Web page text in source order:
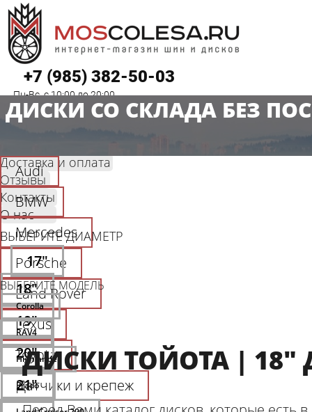
+7 (985) 382-50-03
Пн-Вс. с 10:00 до 20:00
Доставка и оплата
Отзывы
Контакты
О нас
ДИСКИ СО СКЛАДА БЕЗ
Audi
BMW
Mercedes
Porsche
Land Rover
Lexus
Toyota
Датчики и крепеж
ВЫБЕРИТЕ ДИАМЕТР
17"
18"
19"
20"
21"
ВЫБЕРИТЕ МОДЕЛЬ
Corolla
RAV4
Highlander
Prado
ДИСКИ ТОЙОТА | 18"